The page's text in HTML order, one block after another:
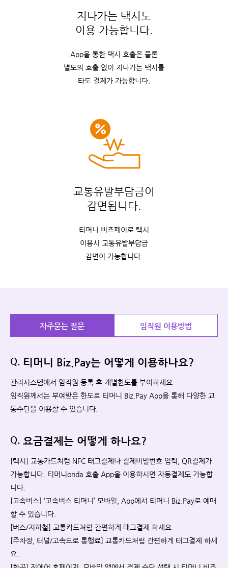
지나가는 택시도
이용 가능합니다.
App을 통한 택시 호출은 물론
별도의 호출 없이 지나가는 택시를
타도 결제가 가능합니다.
교통유발부담금이
감면됩니다.
티머니 비즈페이로 택시
이용시 교통유발부담금
감면이 가능합니다.
자주묻는 질문 임직원 이용방법
Q. 티머니 Biz.Pay는 어떻게 이용하나요?
관리시스템에서 임직원 등록 후 개별한도를 부여하세요.
임직원께서는 부여받은 한도로 티머니 Biz.Pay App을 통해 다양한 교
통수단을 이용할 수 있습니다.
Q. 요금결제는 어떻게 하나요?
[택시] 교통카드처럼 NFC 태그결제나 결제비밀번호 입력, QR결제가
가능합니다. 티머니onda 호출 App을 이용하시면 자동결제도 가능합
니다.
[고속버스] ‘고속버스 티머니’ 모바일, App에서 티머니 Biz.Pay로 예매
할 수 있습니다.
[버스/지하철] 교통카드처럼 간편하게 태그결제 하세요.
[주차장, 터널/고속도로 통행료] 교통카드처럼 간편하게 태그결제 하세
요.